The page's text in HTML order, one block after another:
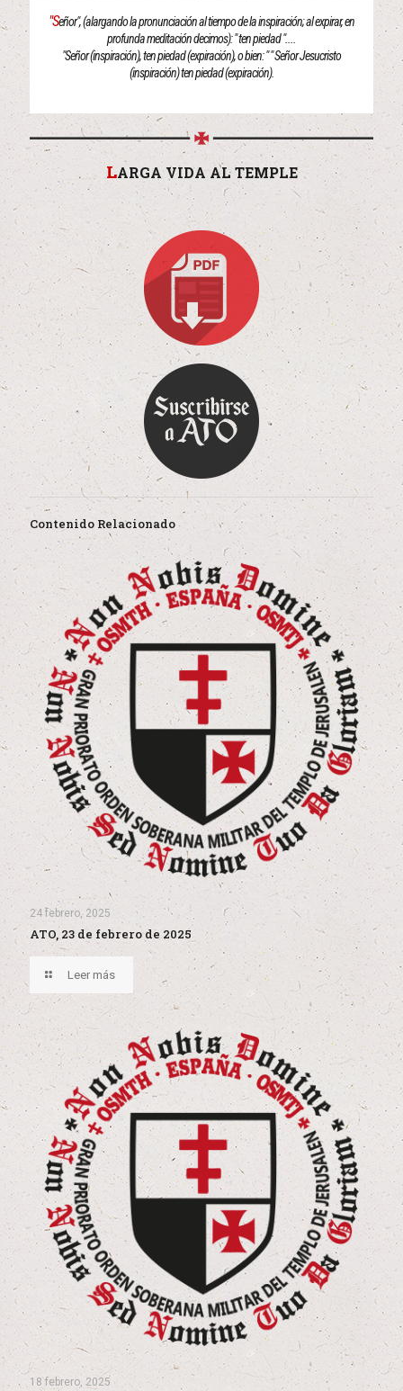
"Señor", (alargando la pronunciación al tiempo de la inspiración; al expirar, en
profunda meditación decimos): " ten piedad "....
"Señor (inspiración), ten piedad (expiración), o bien: " " Señor Jesucristo
(inspiración) ten piedad (expiración).
LARGA VIDA AL TEMPLE
Contenido Relacionado
24 febrero, 2025
ATO, 23 de febrero de 2025
Leer más
18 febrero, 2025